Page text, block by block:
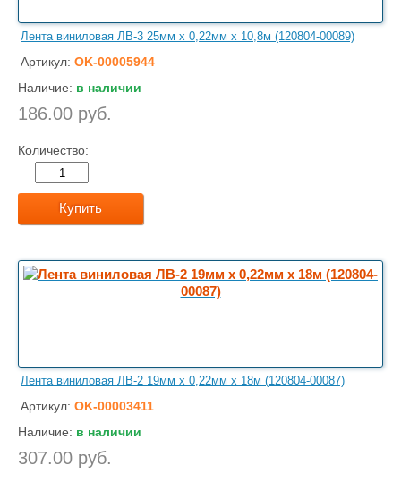
Лента виниловая ЛВ-3 25мм х 0,22мм х 10,8м (120804-00089)
Артикул: OK-00005944
Наличие: в наличии
186.00 руб.
Количество:
Купить
Лента виниловая ЛВ-2 19мм х 0,22мм х 18м (120804-00087)
Артикул: OK-00003411
Наличие: в наличии
307.00 руб.